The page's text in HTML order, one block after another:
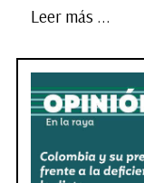
Leer más ...